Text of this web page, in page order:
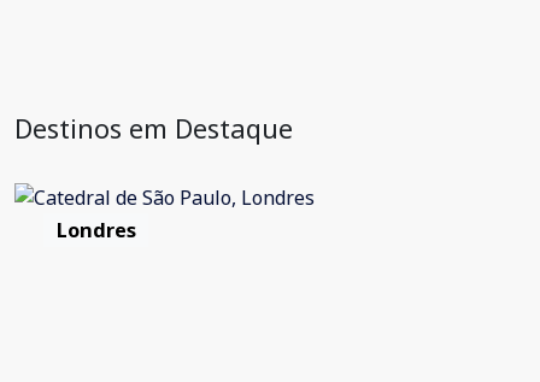
Destinos em Destaque
Londres